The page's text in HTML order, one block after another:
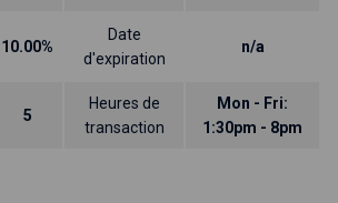
10.00%
Date
d'expiration
n/a
5
Heures de
transaction
Mon - Fri:
1:30pm - 8pm